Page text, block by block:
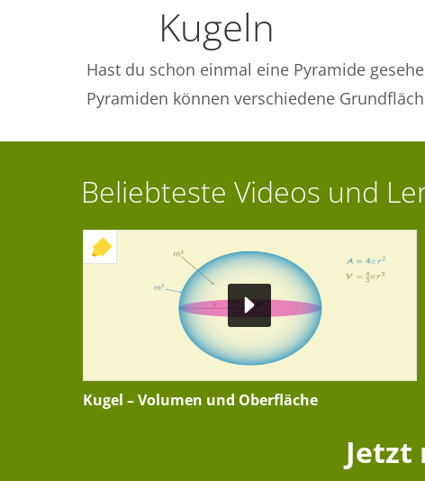
Kugeln
Hast du schon einmal eine Pyramide
Pyramiden können verschiedene
Beliebteste Videos und
+ INTERAKTIVE ÜBUNG
Kugel – Volumen und Oberfläche
Jetzt